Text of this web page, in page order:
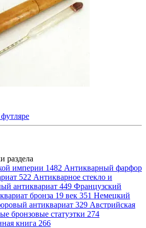
раздела
империи 1482 Антикварный фарфор
522 Антикварное стекло и
антиквариат 449 Французский
бронза 19 век 351 Немецкий
антиквариат 329 Австрийская
бронзовые статуэтки 274
книга 266